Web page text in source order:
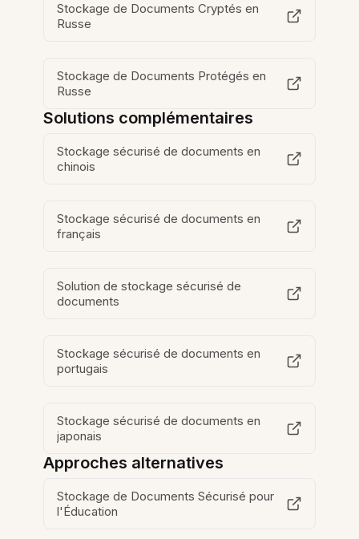
Stockage de Documents Cryptés en
Russe
Stockage de Documents Protégés en
Russe
Solutions complémentaires
Stockage sécurisé de documents en
chinois
Stockage sécurisé de documents en
français
Solution de stockage sécurisé de
documents
Stockage sécurisé de documents en
portugais
Stockage sécurisé de documents en
japonais
Approches alternatives
Stockage de Documents Sécurisé pour
l'Éducation